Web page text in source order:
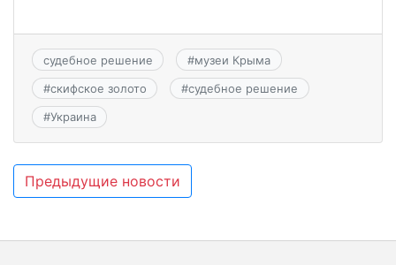
судебное решение #музеи Крыма
#скифское золото #судебное решение
#Украина
Навигация
записям
Предыдущие новости